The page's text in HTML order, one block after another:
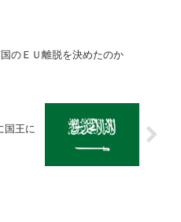
のＥＵ離脱を決めたのか
国王に